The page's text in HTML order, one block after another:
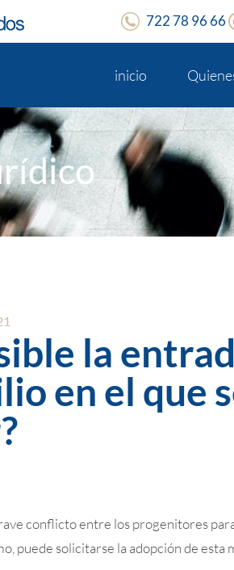
722 78 96 66
inicio
la
en el que
conflicto entre los progenitores
puede solicitarse la adopción de esta